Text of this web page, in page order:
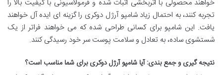
خواهند محصولی با اثربخشی اثبات شده و فرمولاسیونی با کیفیت بالا را
تجربه کنند، به احتمال زیاد شامپو آرژل دوکری را گزینه ای ایده آل خواهند
یافت. این شامپو برای کسانی طراحی شده که می خواهند فراتر از یک
شستشوی ساده، به تعادل و سلامت پوست سر خود رسیدگی کنند.
نتیجه گیری و جمع بندی: آیا شامپو آرژل دوکری برای شما مناسب است؟